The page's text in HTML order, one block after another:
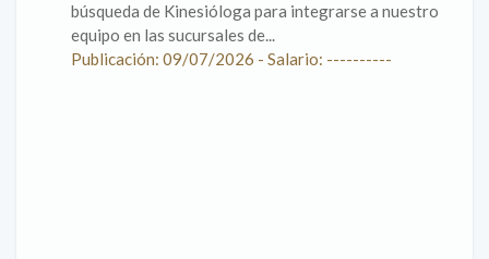
búsqueda de Kinesióloga para integrarse a nuestro
equipo en las sucursales de...
Publicación: 09/07/2026 - Salario: ----------